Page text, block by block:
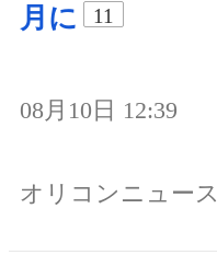
月に
11
08月10日 12:39
オリコンニュース